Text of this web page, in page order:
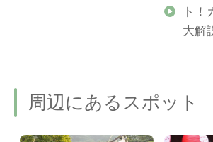
ト！
大解
周辺にあるスポット